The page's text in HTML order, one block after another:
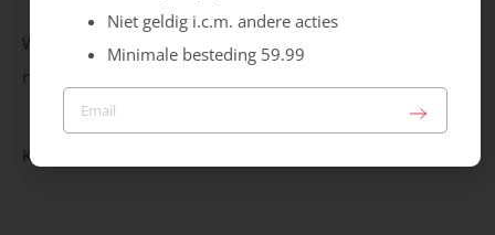
Wat gebeurt er met mijn punten als ik een product
retour stuur?
Kan ik mijn waardecheque ook online inleveren?
Niet geldig i.c.m. andere acties
Minimale besteding 59.99